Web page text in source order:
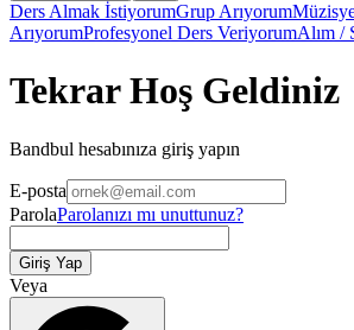
Ders Almak İstiyorumGrup Arıyorum
ArıyorumProfesyonel Ders VeriyorumAlım /
Tekrar Hoş Geldiniz
Bandbul hesabınıza giriş yapın
E-posta
ParolaParolanızı mı unuttunuz?
Giriş Yap
Veya